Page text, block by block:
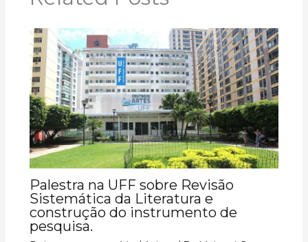
Palestra na UFF sobre Revisão
Sistemática da Literatura e
construção do instrumento de
pesquisa.